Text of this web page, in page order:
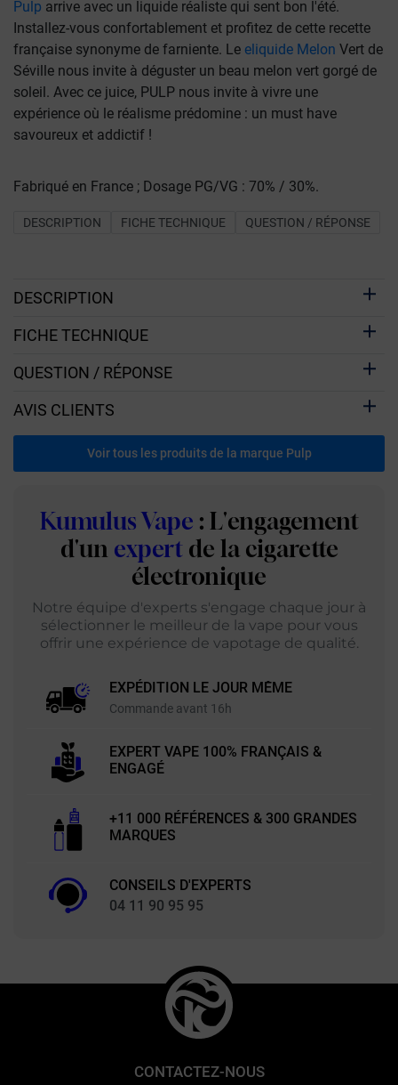
Pulp arrive avec un liquide réaliste qui sent bon l'été.
Installez-vous confortablement et profitez de cette recette
française synonyme de farniente. Le eliquide Melon Vert de
Séville nous invite à déguster un beau melon vert gorgé de
soleil. Avec ce juice, PULP nous invite à vivre une
expérience où le réalisme prédomine : un must have
savoureux et addictif !
Fabriqué en France ; Dosage PG/VG : 70% / 30%.
DESCRIPTION FICHE TECHNIQUE QUESTION / RÉPONSE
DESCRIPTION
FICHE TECHNIQUE
QUESTION / RÉPONSE
AVIS CLIENTS
Voir tous les produits de la marque Pulp
Kumulus Vape : L'engagement
d'un expert de la cigarette
électronique
Notre équipe d'experts s'engage chaque jour à
sélectionner le meilleur de la vape pour vous
offrir une expérience de vapotage de qualité.
EXPÉDITION LE JOUR MÊME
Commande avant 16h
EXPERT VAPE 100% FRANÇAIS &
ENGAGÉ
+11 000 RÉFÉRENCES & 300 GRANDES
MARQUES
CONSEILS D'EXPERTS
04 11 90 95 95
CONTACTEZ-NOUS